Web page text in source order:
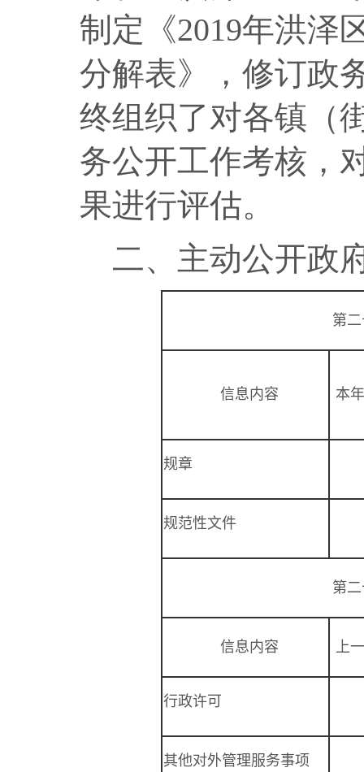
制定《2019年洪泽
分解表》，修订政
终组织了对各镇（
务公开工作考核，
果进行评估。
二、主动公开政
第
信息内容 本
规章
规范性文件
第
信息内容 上
行政许可
其他对外管理服务事项